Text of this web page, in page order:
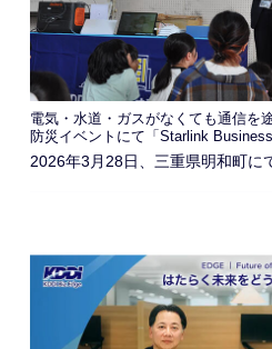
電気・水道・ガスがなくても通信を
防災イベントにて「Starlink Business」
2026年3月28日、三重県明和町に